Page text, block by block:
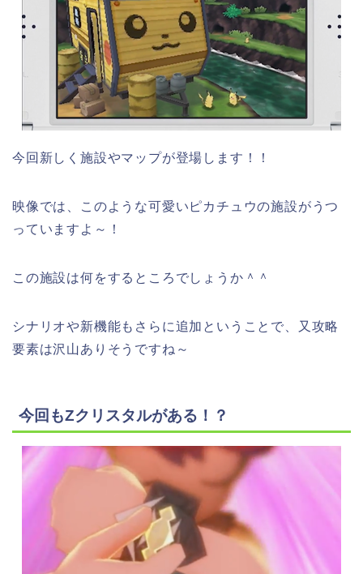
今回新しく施設やマップが登場します！！
映像では、このような可愛いピカチュウの施設がうつ
っていますよ～！
この施設は何をするところでしょうか＾＾
シナリオや新機能もさらに追加ということで、又攻略
要素は沢山ありそうですね～
今回もZクリスタルがある！？